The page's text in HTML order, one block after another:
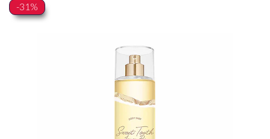
-31%